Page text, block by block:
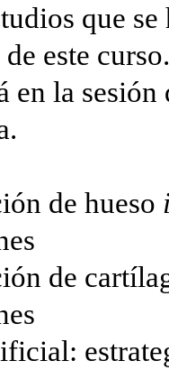
que
este
en la
de hueso
de